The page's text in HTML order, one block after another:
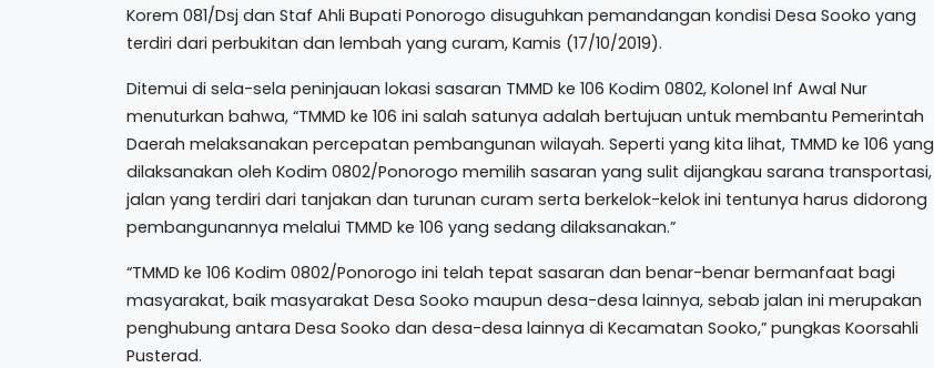
Korem 081/Dsj dan Staf Ahli Bupati Ponorogo disuguhkan pemandangan kondisi Desa Sooko yang
terdiri dari perbukitan dan lembah yang curam, Kamis (17/10/2019).
Ditemui di sela-sela peninjauan lokasi sasaran TMMD ke 106 Kodim 0802, Kolonel Inf Awal Nur
menuturkan bahwa, “TMMD ke 106 ini salah satunya adalah bertujuan untuk membantu Pemerintah
Daerah melaksanakan percepatan pembangunan wilayah. Seperti yang kita lihat, TMMD ke 106 yang
dilaksanakan oleh Kodim 0802/Ponorogo memilih sasaran yang sulit dijangkau sarana transportasi,
jalan yang terdiri dari tanjakan dan turunan curam serta berkelok-kelok ini tentunya harus didorong
pembangunannya melalui TMMD ke 106 yang sedang dilaksanakan.”
“TMMD ke 106 Kodim 0802/Ponorogo ini telah tepat sasaran dan benar-benar bermanfaat bagi
masyarakat, baik masyarakat Desa Sooko maupun desa-desa lainnya, sebab jalan ini merupakan
penghubung antara Desa Sooko dan desa-desa lainnya di Kecamatan Sooko,” pungkas Koorsahli
Pusterad.